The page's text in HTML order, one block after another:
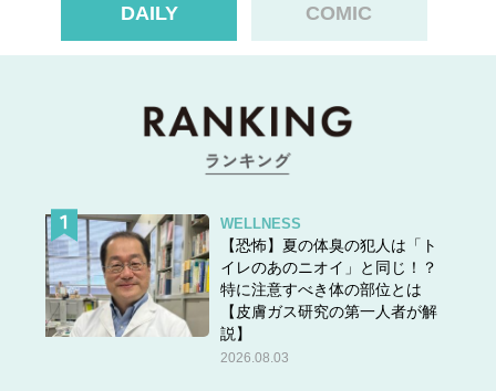
DAILY COMIC
WELLNESS
【恐怖】夏の体臭の犯人は「ト
イレのあのニオイ」と同じ！？
特に注意すべき体の部位とは
【皮膚ガス研究の第一人者が解
説】
2026.08.03